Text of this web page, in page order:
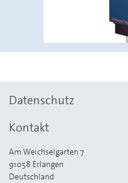
Datenschutz
Kontakt
Am Weichselgarten 7
91058 Erlangen
Deutschland